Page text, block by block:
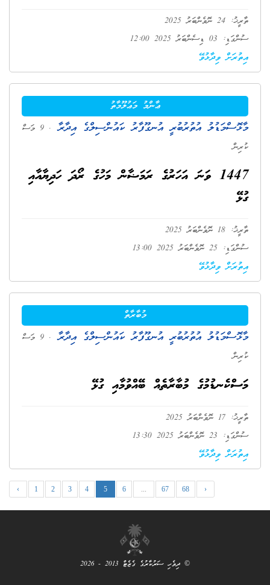
ތާރީޚު: 24 ނޮވެންބަރު 2025
ސުންގަޑި: 03 ޑިސެންބަރު 2025 12:00
އިތުރަށް ވިދާޅުވޭ
ޢާންމު މަޢުލޫމާތު
މާޅޮސްމަޑުލު އުތުރުބުރީ އުނގޫފާރު ކައުންސިލްގެ އިދާރާ
. 9 މަސް
ކުރިން
1447 ވަނަ އަހަރުގެ ރަމަޟާން މަހުގެ ރޯދަ ހަދިޔާއާއި
ގުޅޭ
ތާރީޚު: 18 ނޮވެންބަރު 2025
ސުންގަޑި: 25 ނޮވެންބަރު 2025 13:00
އިތުރަށް ވިދާޅުވޭ
މުބާރާތް
މާޅޮސްމަޑުލު އުތުރުބުރީ އުނގޫފާރު ކައުންސިލްގެ އިދާރާ
. 9 މަސް
ކުރިން
މަސްކެނޑުމުގެ މުބާރާތެއް ބޭއްވުމާއި ގުޅޭ
ތާރީޚު: 17 ނޮވެންބަރު 2025
ސުންގަޑި: 23 ނޮވެންބަރު 2025 13:30
އިތުރަށް ވިދާޅުވޭ
‹ 1 2 3 4 5 6 ... 67 68 ›
© ދިވެހި ސަރުކާރުގެ ގެޒެޓް 2013 - 2026